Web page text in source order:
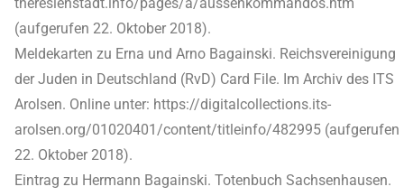
(aufgerufen 22. Oktober 2018).
Meldekarten zu Erna und Arno Bagainski. Reichsvereinigung
der Juden in Deutschland (RvD) Card File. Im Archiv des ITS
Arolsen. Online unter: https://digitalcollections.its-
arolsen.org/01020401/content/titleinfo/482995 (aufgerufen
22. Oktober 2018).
Eintrag zu Hermann Bagainski. Totenbuch Sachsenhausen.